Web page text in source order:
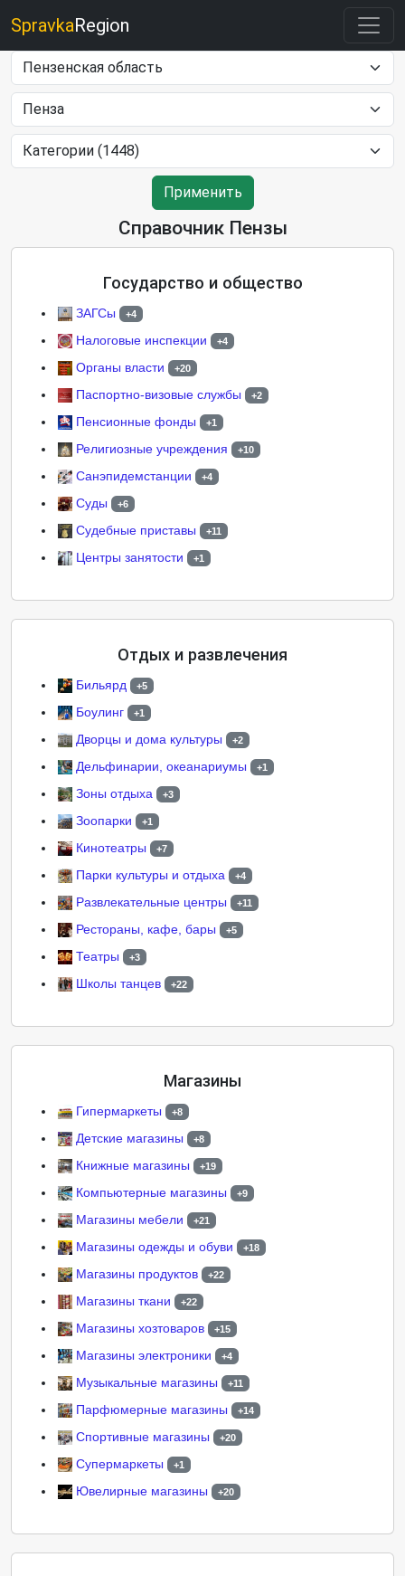
SpravkaRegion
Применить
Справочник Пензы
Государство и общество
ЗАГСы +4
Налоговые инспекции +4
Органы власти +20
Паспортно-визовые службы +2
Пенсионные фонды +1
Религиозные учреждения +10
Санэпидемстанции +4
Суды +6
Судебные приставы +11
Центры занятости +1
Отдых и развлечения
Бильярд +5
Боулинг +1
Дворцы и дома культуры +2
Дельфинарии, океанариумы +1
Зоны отдыха +3
Зоопарки +1
Кинотеатры +7
Парки культуры и отдыха +4
Развлекательные центры +11
Рестораны, кафе, бары +5
Театры +3
Школы танцев +22
Магазины
Гипермаркеты +8
Детские магазины +8
Книжные магазины +19
Компьютерные магазины +9
Магазины мебели +21
Магазины одежды и обуви +18
Магазины продуктов +22
Магазины ткани +22
Магазины хозтоваров +15
Магазины электроники +4
Музыкальные магазины +11
Парфюмерные магазины +14
Спортивные магазины +20
Супермаркеты +1
Ювелирные магазины +20